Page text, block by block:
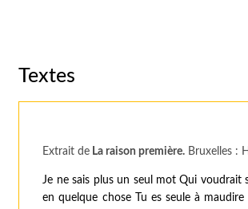
Textes
Extrait de La raison première. Bruxelles :
Je ne sais plus un seul mot Qui voudrait
en quelque chose Tu es seule à